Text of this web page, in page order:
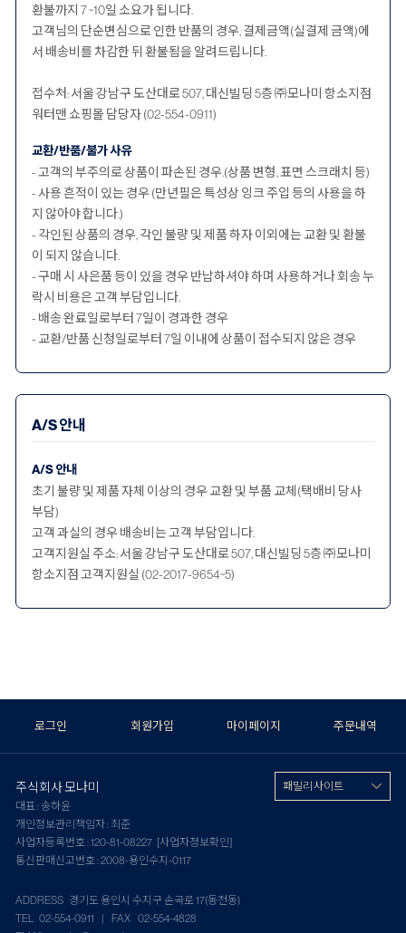
환불까지 7 ~10일 소요가 됩니다.
고객님의 단순변심으로 인한 반품의 경우, 결제금액(실결제 금액)에
서 배송비를 차감한 뒤 환불됨을 알려드립니다.
접수처: 서울 강남구 도산대로 507, 대신빌딩 5층 ㈜모나미 항소지점
워터맨 쇼핑몰 담당자 (02-554-0911)
교환/반품/불가 사유
- 고객의 부주의로 상품이 파손된 경우.(상품 변형, 표면 스크래치 등)
- 사용 흔적이 있는 경우 (만년필은 특성상 잉크 주입 등의 사용을 하
지 않아야 합니다.)
- 각인된 상품의 경우, 각인 불량 및 제품 하자 이외에는 교환 및 환불
이 되지 않습니다.
- 구매 시 사은품 등이 있을 경우 반납하셔야 하며 사용하거나 회송 누
락시 비용은 고객 부담입니다.
- 배송 완료일로부터 7일이 경과한 경우
- 교환/반품 신청일로부터 7일 이내에 상품이 접수되지 않은 경우
A/S 안내
A/S 안내
초기 불량 및 제품 자체 이상의 경우 교환 및 부품 교체(택배비 당사
부담)
고객 과실의 경우 배송비는 고객 부담입니다.
고객지원실 주소: 서울 강남구 도산대로 507, 대신빌딩 5층 ㈜모나미
항소지점 고객지원실 (02-2017-9654~5)
로그인 회원가입 마이페이지 주문내역
주식회사 모나미
대표 : 송하윤
개인정보관리책임자 : 최준
사업자등록번호 : 120-81-08227 [사업자정보확인]
통신판매신고번호 : 2008-용인수지-0117
ADDRESS 경기도 용인시 수지구 손곡로 17(동천동)
TEL 02-554-0911 | FAX 02-554-4828
패밀리 사이트